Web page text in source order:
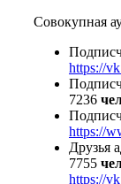
Совокупная
https://
7236
https://
Друзья
7755
https://